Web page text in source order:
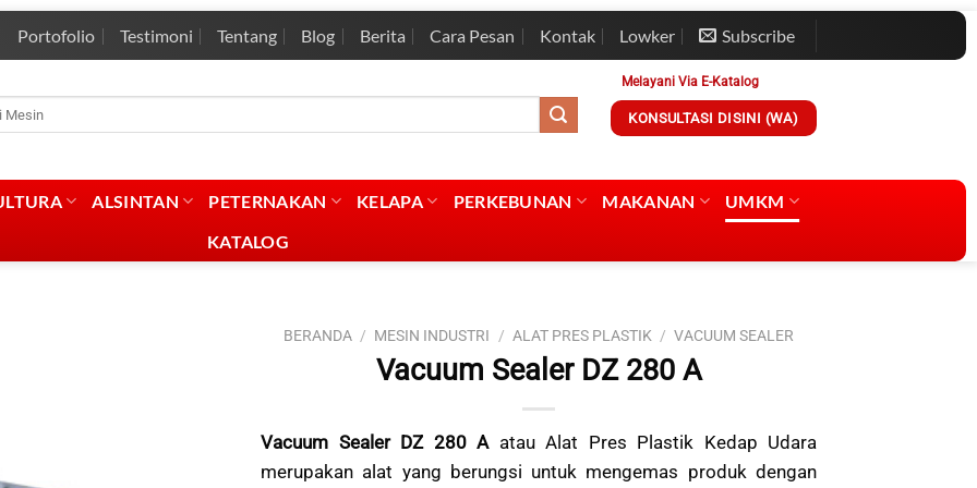
Portofolio Testimoni Tentang Blog Berita Cara Pesan Kontak Lowker Subscribe
Melayani Via E-Katalog
KONSULTASI DISINI (WA)
ALSINTAN PETERNAKAN KELAPA PERKEBUNAN MAKANAN
UMKM
KATALOG
BERANDA / MESIN INDUSTRI / ALAT PRES PLASTIK / VACUUM SEALER
Vacuum Sealer DZ 280 A
Vacuum Sealer DZ 280 Aatau Alat Pres Plastik Kedap Udara
merupakan alat yang berungsi untuk mengemas produk dengan